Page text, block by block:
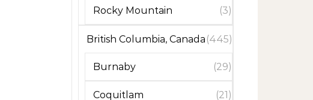
Rocky Mountain (3)
British Columbia, Canada (445)
Burnaby (29)
Coquitlam (21)